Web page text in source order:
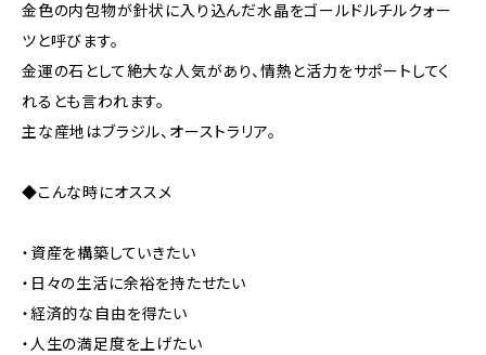
金色の内包物が針状に入り込んだ水晶をゴールドルチルクォー
ツと呼びます。
金運の石として絶大な人気があり、情熱と活力をサポートしてく
れるとも言われます。
主な産地はブラジル、オーストラリア。
◆こんな時にオススメ
・資産を構築していきたい
・日々の生活に余裕を持たせたい
・経済的な自由を得たい
・人生の満足度を上げたい